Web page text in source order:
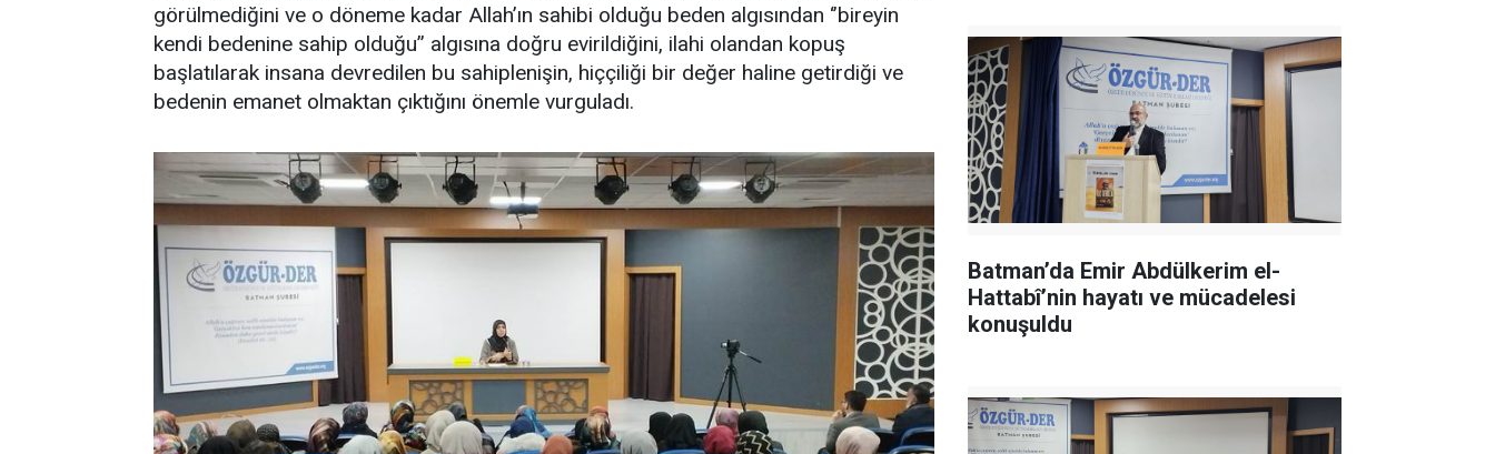
görülmediğini ve o döneme kadar Allah’ın sahibi olduğu beden algısından ‘’bireyin
kendi bedenine sahip olduğu’’ algısına doğru evirildiğini, ilahi olandan kopuş
başlatılarak insana devredilen bu sahiplenişin, hiççiliği bir değer haline getirdiği ve
bedenin emanet olmaktan çıktığını önemle vurguladı.
Batman’da Emir Abdülkerim el-
Hattabî’nin hayatı ve mücadelesi
konuşuldu